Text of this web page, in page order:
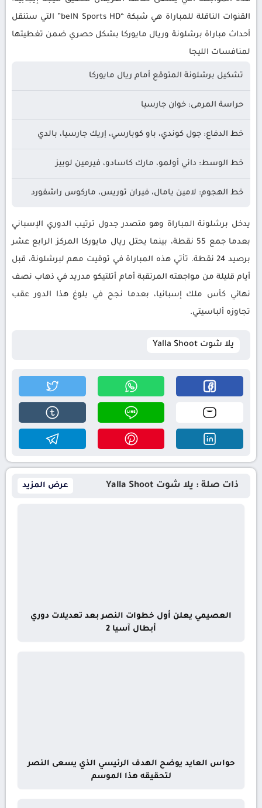
القنوات الناقلة للمباراة هي شبكة “beIN Sports HD” التي ستنقل
أحداث مباراة برشلونة وريال مايوركا بشكل حصري ضمن تغطيتها
لمنافسات الليجا
تشكيل برشلونة المتوقع أمام ريال مايوركا
حراسة المرمى: خوان جارسيا
خط الدفاع: جول كوندي، باو كوبارسي، إريك جارسيا، بالدي
خط الوسط: داني أولمو، مارك كاسادو، فيرمين لوبيز
خط الهجوم: لامين يامال، فيران توريس، ماركوس راشفورد
يدخل برشلونة المباراة وهو متصدر جدول ترتيب الدوري الإسباني
بعدما جمع 55 نقطة، بينما يحتل ريال مايوركا المركز الرابع عشر
برصيد 24 نقطة. تأتي هذه المباراة في توقيت مهم لبرشلونة، قبل
أيام قليلة من مواجهته المرتقبة أمام أتلتيكو مدريد في ذهاب نصف
نهائي كأس ملك إسبانيا، بعدما نجح في بلوغ هذا الدور عقب
تجاوزه ألباسيتي.
يلا شوت Yalla Shoot
ذات صلة : يلا شوت Yalla Shoot عرض المزيد
العصيمي يعلن أول خطوات النصر بعد تعديلات دوري
أبطال آسيا 2
حواس العايد يوضح الهدف الرئيسي الذي يسعى النصر
لتحقيقه هذا الموسم